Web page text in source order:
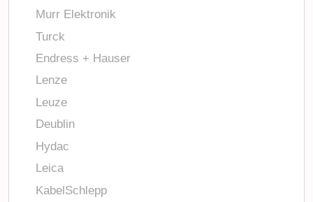
Murr Elektronik
Turck
Endress + Hauser
Lenze
Leuze
Deublin
Hydac
Leica
KabelSchlepp